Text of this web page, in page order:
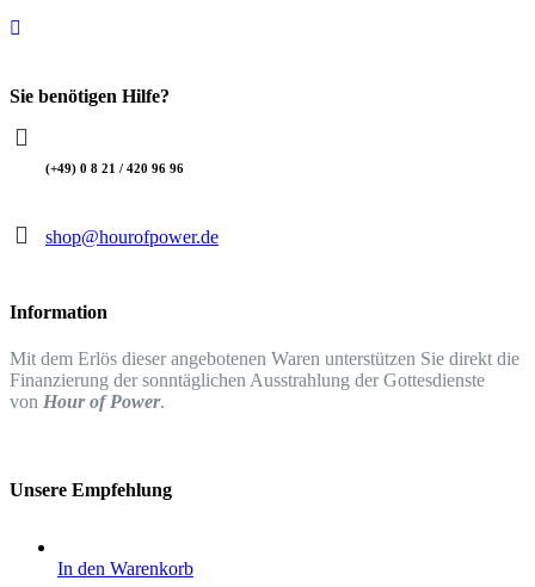
Sie benötigen Hilfe?
(+49) 0 8 21 / 420 96 96
shop@hourofpower.de
Information
Mit dem Erlös dieser angebotenen Waren unterstützen Sie direkt die
Finanzierung der sonntäglichen Ausstrahlung der Gottesdienste
von Hour of Power.
Unsere Empfehlung
In den Warenkorb